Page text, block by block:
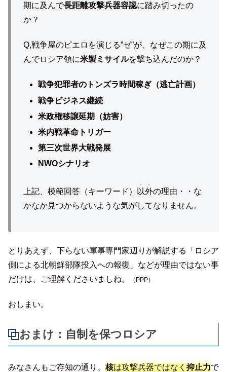
期に及んで長距離攻撃兵器容認に踏み切ったの
か？
Q,戦争屋のピエロを演じる”ゼ”が、なぜこの期に及
んでロシア領に米製ミサイルを撃ち込んだのか？
戦争犯罪者のトンズラ時間稼ぎ（逃亡計画）
戦争ビジネス継続
米政権移譲延期（妨害）
米内戦革命トリガー
第三次世界大戦発展
NWOシナリオ
上記、模範回答（キーワード） 以外
・・
の理由・・な
かなか見つからないような気がしてなりません。
とりあえず、下らない軍事専門家辺りが解説する「ロシア
側による北朝鮮部隊投入への報復」などが理由ではない事
だけは、ご理解くださいましね。
（PPP）
おしまい。
おまけ：自制を保つロシア
みなさんもご存知の通り、 核は攻撃兵器ではなく 抑止力で